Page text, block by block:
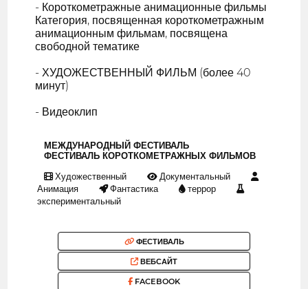
- Короткометражные анимационные фильмы
Категория, посвященная короткометражным
анимационным фильмам, посвящена
свободной тематике
- ХУДОЖЕСТВЕННЫЙ ФИЛЬМ (более 40
минут)
- Видеоклип
МЕЖДУНАРОДНЫЙ ФЕСТИВАЛЬ
ФЕСТИВАЛЬ КОРОТКОМЕТРАЖНЫХ ФИЛЬМОВ
Художественный
Документальный
Анимация
Фантастика
террор
экспериментальный
ФЕСТИВАЛЬ
ВЕБСАЙТ
FACEBOOK